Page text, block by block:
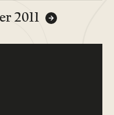
2011